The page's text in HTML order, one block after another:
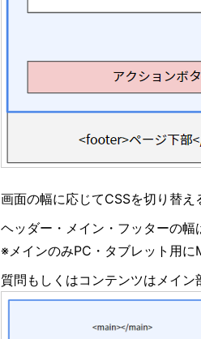
画面の幅に応じてCSSを切り替
ヘッダー・メイン・フッターの幅
※メインのみPC・タブレット用
質問もしくはコンテンツはメイン